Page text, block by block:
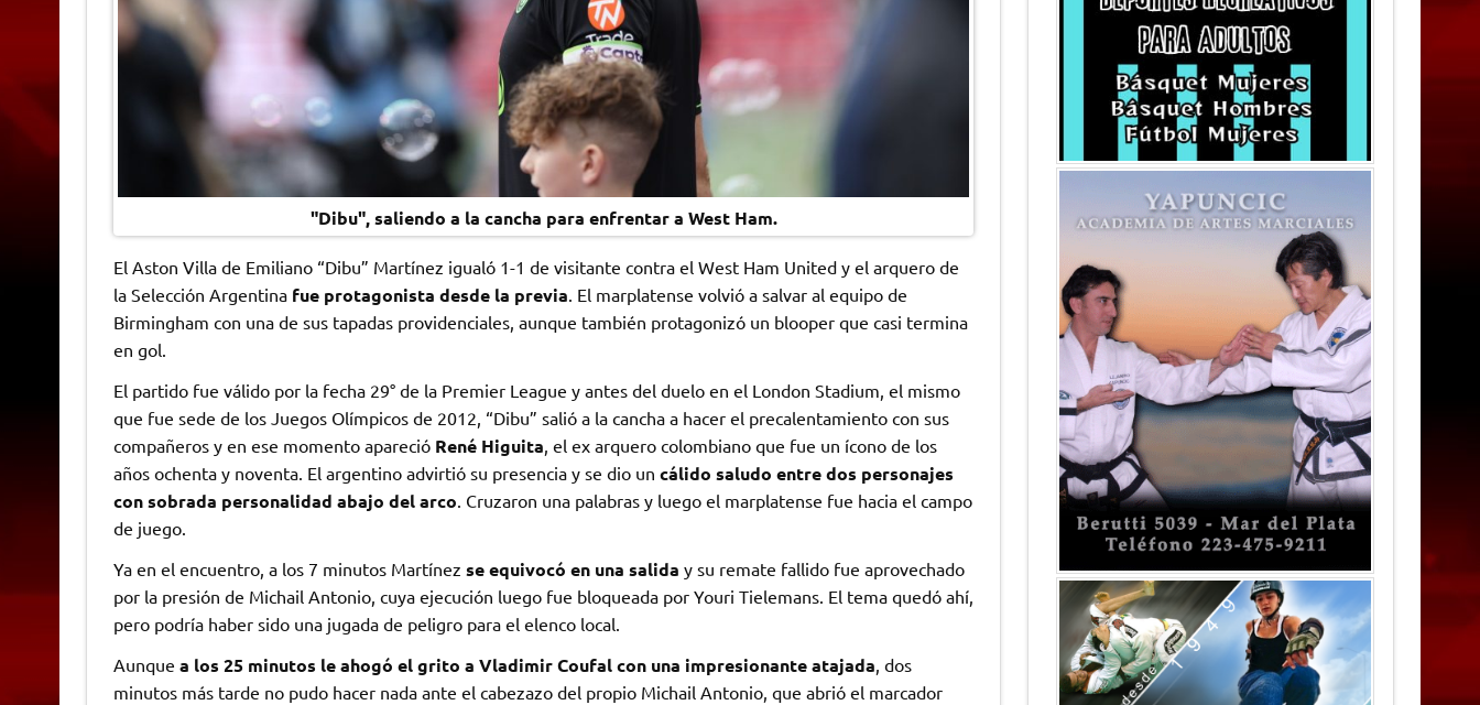
"Dibu", saliendo a la cancha para enfrentar a West Ham.
El Aston Villa de Emiliano “Dibu” Martínez igualó 1-1 de visitante contra el West Ham United y el arquero de
la Selección Argentinafue protagonista desde la previa. El marplatense volvió a salvar al equipo de
Birmingham con una de sus tapadas providenciales, aunque también protagonizó un blooper que casi termina
en gol.
El partido fue válido por la fecha 29° de la Premier League y antes del duelo en el London Stadium, el mismo
que fue sede de los Juegos Olímpicos de 2012, “Dibu” salió a la cancha a hacer el precalentamiento con sus
compañeros y en ese momento apareció René Higuita, el ex arquero colombiano que fue un ícono de los
años ochenta y noventa. El argentino advirtió su presencia y se dio un cálido saludo entre dos personajes
con sobrada personalidad abajo del arco. Cruzaron una palabras y luego el marplatense fue hacia el campo
de juego.
Ya en el encuentro, a los 7 minutos Martínez se equivocó en una salida y su remate fallido fue aprovechado
por la presión de Michail Antonio, cuya ejecución luego fue bloqueada por Youri Tielemans. El tema quedó ahí,
pero podría haber sido una jugada de peligro para el elenco local.
Aunque a los 25 minutos le ahogó el grito a Vladimir Coufal con una impresionante atajada, dos
minutos más tarde no pudo hacer nada ante el cabezazo del propio Michail Antonio, que abrió el marcador